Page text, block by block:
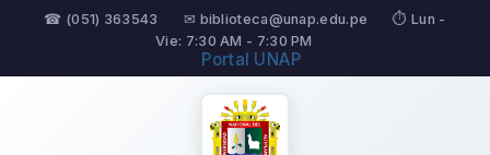
☎ (051) 363543 ✉ biblioteca@unap.edu.pe
⏱ Lun -
Vie: 7:30 AM - 7:30 PM
Portal UNAP